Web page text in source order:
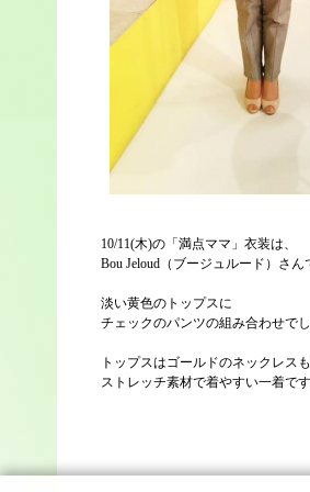
10/11(木)の「満点ママ」衣装は、
Bou Jeloud（ブージュルード）さ
淡い黄色のトップスに
チェックのパンツの組み合わせで
トップスはゴールドのネックレス
ストレッチ素材で着やすい一着で